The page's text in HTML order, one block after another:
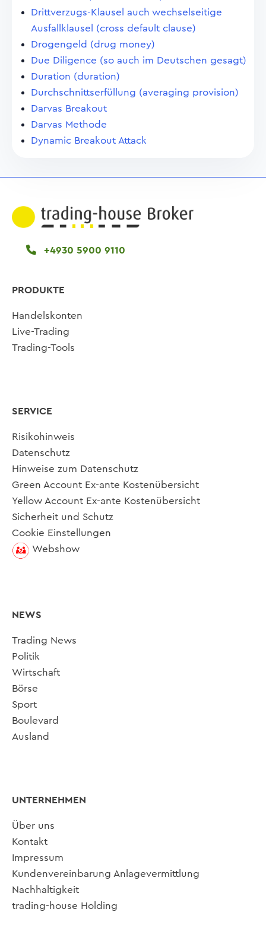
Drittverzugs-Klausel auch wechselseitige
Ausfallklausel (cross default clause)
Drogengeld (drug money)
Due Diligence (so auch im Deutschen gesagt)
Duration (duration)
Durchschnittserfüllung (averaging provision)
Darvas Breakout
Darvas Methode
Dynamic Breakout Attack
+4930 5900 9110
PRODUKTE
Handelskonten
Live-Trading
Trading-Tools
SERVICE
Risikohinweis
Datenschutz
Hinweise zum Datenschutz
Green Account Ex-ante Kostenübersicht
Yellow Account Ex-ante Kostenübersicht
Sicherheit und Schutz
Cookie Einstellungen
Webshow
NEWS
Trading News
Politik
Wirtschaft
Börse
Sport
Boulevard
Ausland
UNTERNEHMEN
Über uns
Kontakt
Impressum
Kundenvereinbarung Anlagevermittlung
Nachhaltigkeit
trading-house Holding